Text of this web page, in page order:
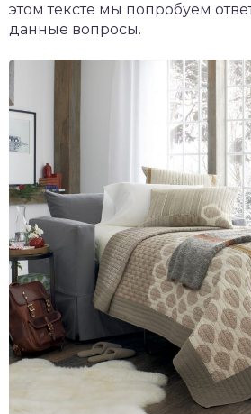
этом тексте мы попробуем
данные вопросы.